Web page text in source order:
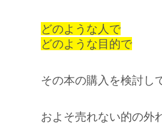
どのような人で
どのような目的で
その本の購入を検討し
およそ売れない的の外